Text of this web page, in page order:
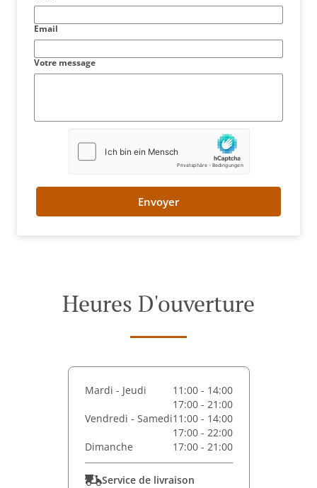
Email
Votre message
Envoyer
Heures D'ouverture
Mardi - Jeudi
11:00 - 14:00
17:00 - 21:00
Vendredi - Samedi11:00 - 14:00
17:00 - 22:00
Dimanche
17:00 - 21:00
Service de livraison